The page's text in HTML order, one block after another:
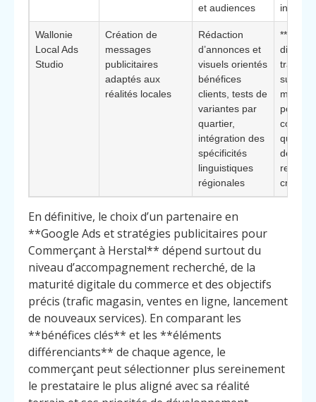
et audiences
Wallonie
Local Ads
Studio
Création de
messages
publicitaires
adaptés aux
réalités locales
Rédaction
d’annonces et
visuels orientés
bénéfices
clients, tests de
variantes par
quartier,
intégration des
spécificités
linguistiques
régionales
travail
sur le
pour les
qui
de
En définitive, le choix d’un partenaire en
**Google Ads et stratégies publicitaires pour
Commerçant à Herstal** dépend surtout du
niveau d’accompagnement recherché, de la
maturité digitale du commerce et des objectifs
précis (trafic magasin, ventes en ligne, lancement
de nouveaux services). En comparant les
**bénéfices clés** et les **éléments
différenciants** de chaque agence, le
commerçant peut sélectionner plus sereinement
le prestataire le plus aligné avec sa réalité